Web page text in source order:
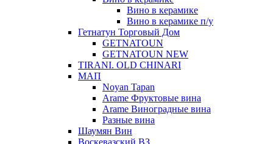
Вино в керамике
Вино в керамике п/у
Гетнатун Торговый Дом
GETNATOUN
GETNATOUN NEW
TIRANI. OLD CHINARI
МАП
Noyan Tapan
Arame Фруктовые вина
Arame Виноградные вина
Разные вина
Шаумян Вин
Воскевазский ВЗ